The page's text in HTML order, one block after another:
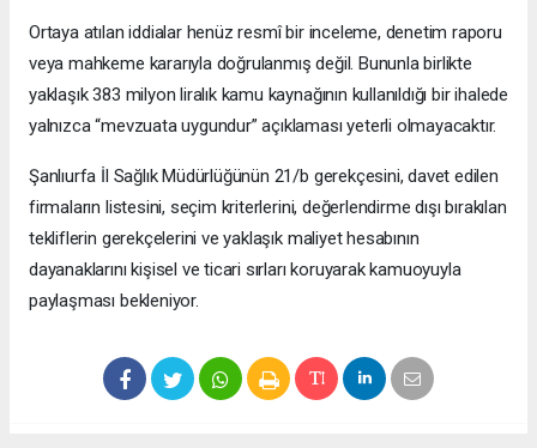
Ortaya atılan iddialar henüz resmî bir inceleme, denetim raporu
veya mahkeme kararıyla doğrulanmış değil. Bununla birlikte
yaklaşık 383 milyon liralık kamu kaynağının kullanıldığı bir ihalede
yalnızca “mevzuata uygundur” açıklaması yeterli olmayacaktır.
Şanlıurfa İl Sağlık Müdürlüğünün 21/b gerekçesini, davet edilen
firmaların listesini, seçim kriterlerini, değerlendirme dışı bırakılan
tekliflerin gerekçelerini ve yaklaşık maliyet hesabının
dayanaklarını kişisel ve ticari sırları koruyarak kamuoyuyla
paylaşması bekleniyor.